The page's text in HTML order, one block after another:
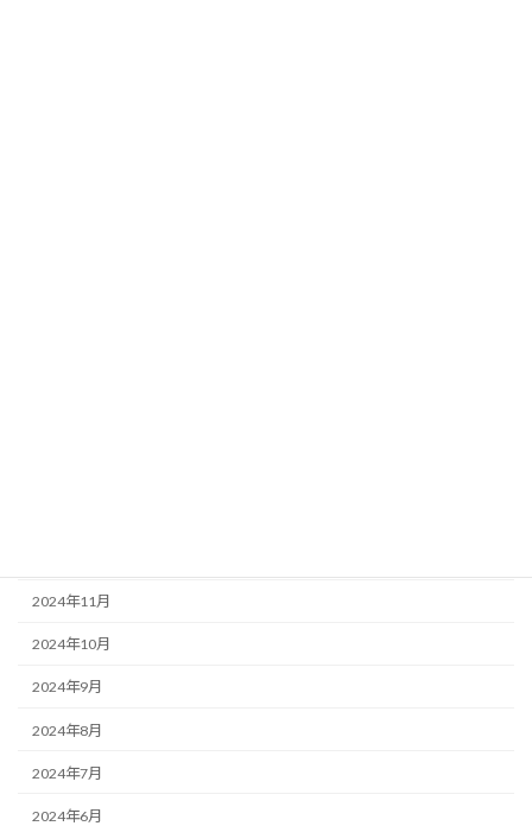
2024年11月
2024年10月
2024年9月
2024年8月
2024年7月
2024年6月